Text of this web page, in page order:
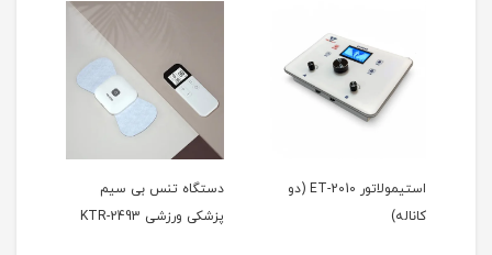
استیمولاتور ET-2010 (دو
کاناله)
دستگاه تنس بی سیم
پزشکی ورزشی KTR-2493